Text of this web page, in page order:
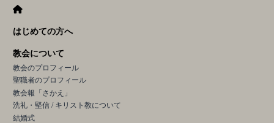
はじめての方へ
教会について
教会のプロフィール
聖職者のプロフィール
教会報「さかえ」
洗礼・堅信 / キリスト教について
結婚式